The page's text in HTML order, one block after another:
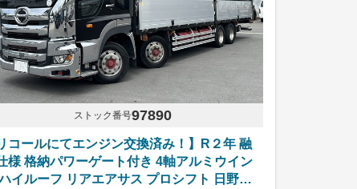
ストック番号97890
コールにてエンジン交換済み！】R２年 融
様 格納パワーゲート付き 4軸アルミウイン
イルーフ リアエアサス プロシフト 日野プ